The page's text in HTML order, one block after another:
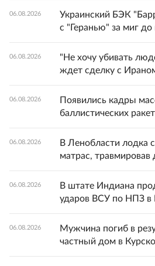
06.08.2026
Украинский БЭК
с "Геранью" за миг до
06.08.2026
"Не хочу убивать
ждет сделку с
06.08.2026
Появились кадры
баллистических
06.08.2026
В Ленобласти лодка
матрас, травмировав
06.08.2026
В штате Индиана
ударов ВСУ по НПЗ в
06.08.2026
Мужчина погиб в
частный дом в